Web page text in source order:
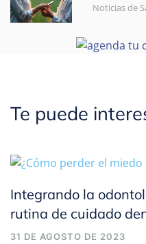
Noticias de
Te puede
Integrando la
rutina de cuidado
31 DE AGOSTO DE 2023